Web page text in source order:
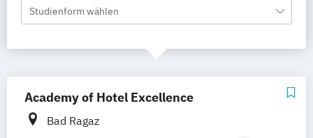
Studienform wählen
Academy of Hotel Excellence
Bad Ragaz